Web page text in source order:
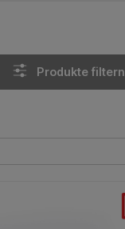
Produkte filtern